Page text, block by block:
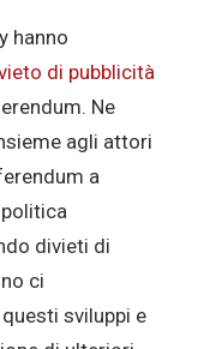
hanno
di pubblicità
Ne
agli attori
a
divieti di
ci
sviluppi e